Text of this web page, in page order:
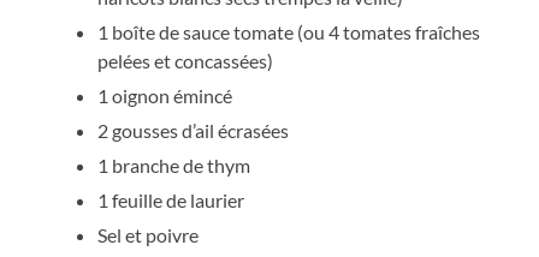
1 boîte de sauce tomate (ou 4 tomates fraîches
pelées et concassées)
1 oignon émincé
2 gousses d’ail écrasées
1 branche de thym
1 feuille de laurier
Sel et poivre